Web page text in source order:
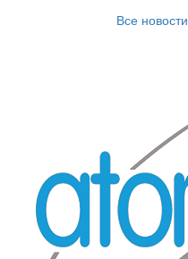
Все новости